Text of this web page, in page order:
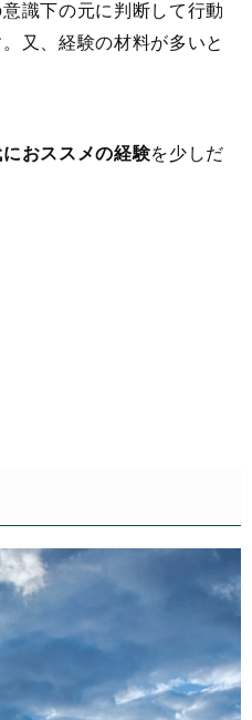
識下の元に判断して行動
又、経験の材料が多いと
おススメの経験を少しだ